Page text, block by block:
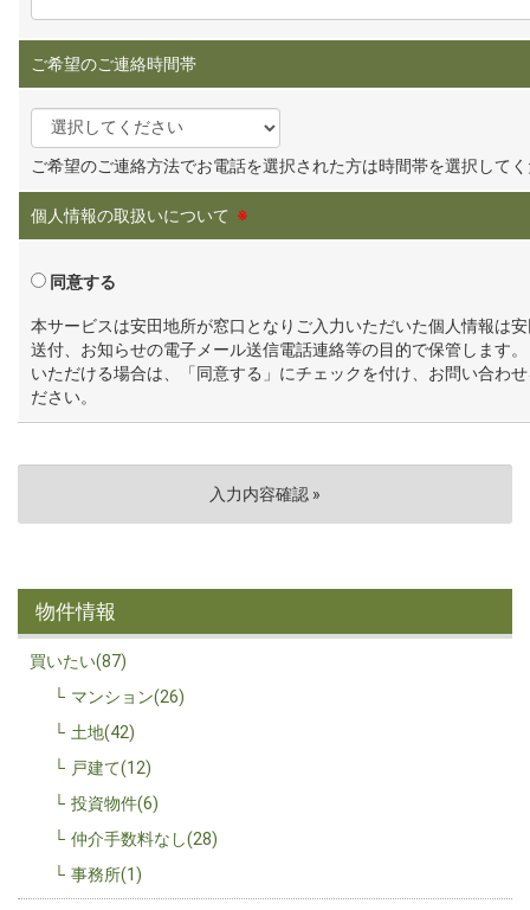
ご希望のご連絡時間帯
ご希望のご連絡方法でお電話を選択された方は時間帯を選択して
個人情報の取扱いについて ※
同意する
本サービスは安田地所が窓口となりご入力いただいた個人情報は
送付、お知らせの電子メール送信電話連絡等の目的で保管します
いただける場合は、「同意する」にチェックを付け、お問い合わ
ださい。
物件情報
買いたい(87)
マンション(26)
土地(42)
戸建て(12)
投資物件(6)
仲介手数料なし(28)
事務所(1)